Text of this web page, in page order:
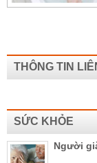
THÔNG TIN
SỨC KHỎE
Người